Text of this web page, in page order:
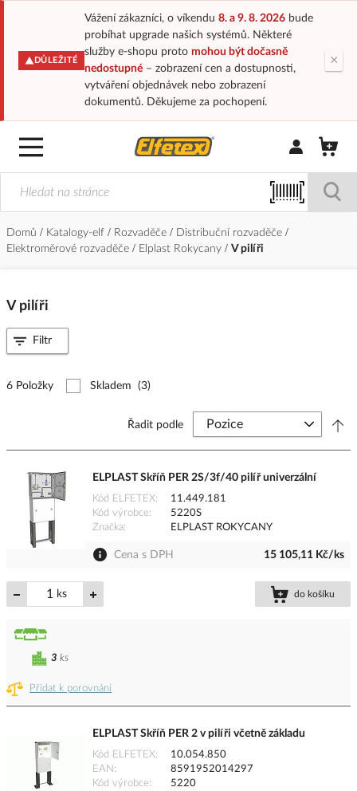
DŮLEŽITÉ
Vážení zákazníci, o víkendu 8. a 9. 8. 2026bude
probíhat upgrade našich systémů. Některé
služby e-shopu proto mohou být dočasně
nedostupné– zobrazení cen a dostupnosti,
vytváření objednávek nebo zobrazení
dokumentů. Děkujeme za pochopení.
×
Přihlásit/
Domů Katalogy-elf Rozvaděče
Distribuční rozvaděče
Elektroměrové rozvaděče
Elplast Rokycany V pilíři
V pilíři
6 Položky Skladem (3)
Řadit podle
ELPLAST Skříň PER 2S/3f/40 pilíř univerzální
Kód ELFETEX
11.449.181
Kód výrobce
5220S
Značka
ELPLAST ROKYCANY
Cena s DPH 15 105,11 Kč/ks
ks do košíku
Přidat k porovnání
3 ks
ELPLAST Skříň PER 2 v pilíři včetně základu
Kód ELFETEX
10.054.850
EAN
8591952014297
Kód výrobce
5220
Filtr